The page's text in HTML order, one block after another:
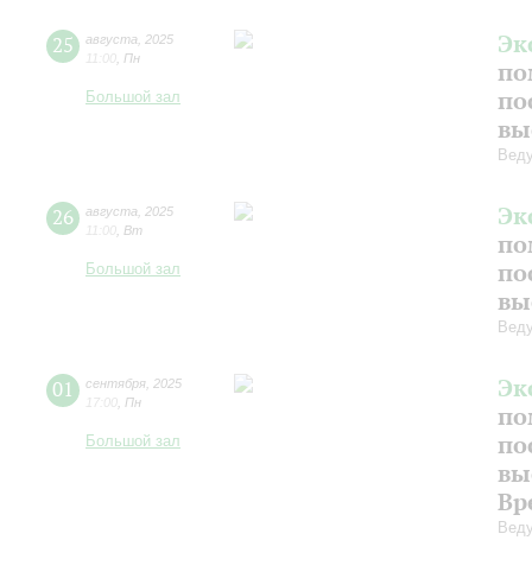
25 августа
2025
11:00 Пн
Большой зал
26 августа
2025
11:00 Вт
Большой зал
01 сентября 2025
17:00 Пн
Большой зал